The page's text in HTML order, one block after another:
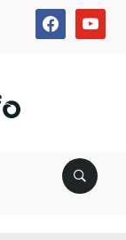
facebookyoutube